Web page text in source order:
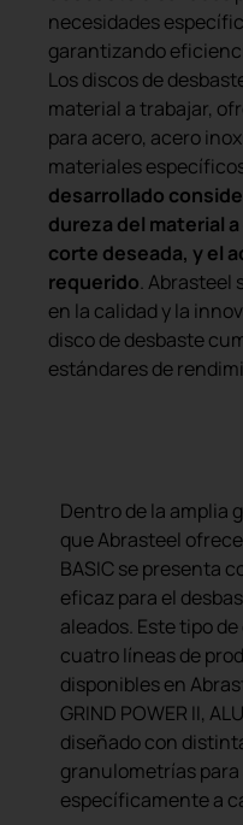
necesidades
garantizando
Los discos de
material a trabajar,
para acero, acero
materiales
desarrollado
dureza del material
corte deseada, y el
requerido. Abrasteel
en la calidad y la
disco de desbaste
estándares de
Dentro de la amplia
que Abrasteel
BASIC se presenta
eficaz para el
aleados. Este tipo
cuatro líneas de
disponibles en
GRIND POWER II,
diseñado con
granulometrías
específicamente a